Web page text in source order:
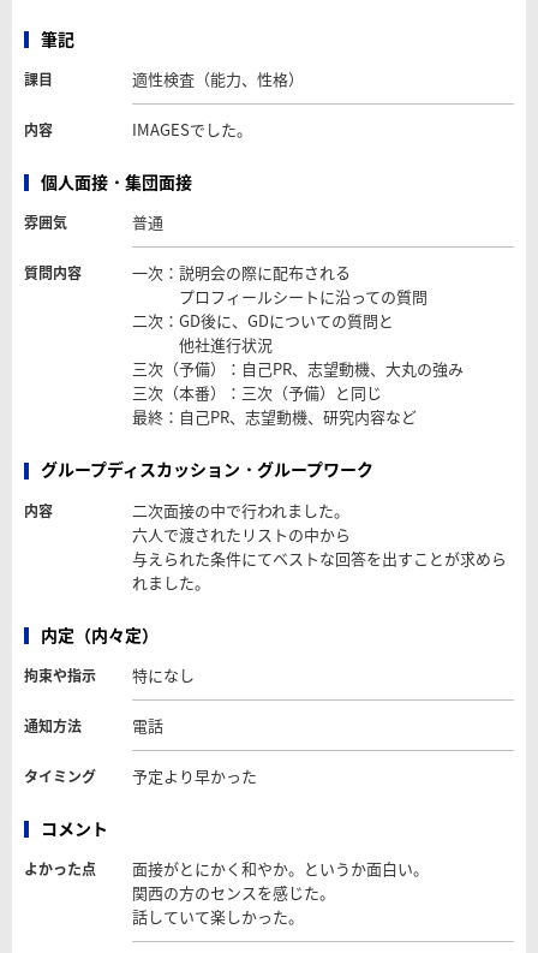
筆記
課目 適性検査（能力、性格）
内容 IMAGESでした。
個人面接・集団面接
雰囲気 普通
質問内容
一次：説明会の際に配布される
プロフィールシートに沿っての質問
二次：GD後に、GDについての質問と
他社進行状況
三次（予備）：自己PR、志望動機、大丸の強み
三次（本番）：三次（予備）と同じ
最終：自己PR、志望動機、研究内容など
グループディスカッション・グループワーク
内容
二次面接の中で行われました。
六人で渡されたリストの中から
与えられた条件にてベストな回答を出すことが求めら
れました。
内定（内々定）
拘束や指示 特になし
通知方法 電話
タイミング 予定より早かった
コメント
よかった点
面接がとにかく和やか。というか面白い。
関西の方のセンスを感じた。
話していて楽しかった。